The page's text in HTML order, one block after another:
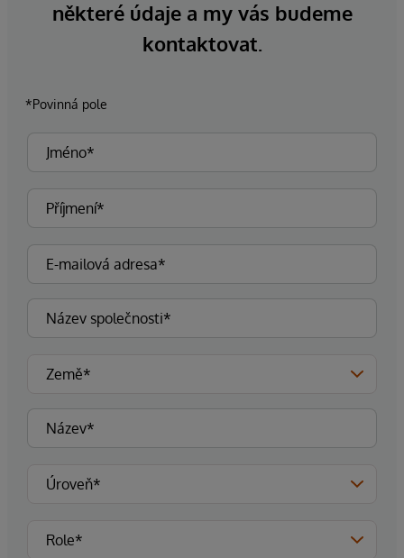
některé údaje a my vás budeme
kontaktovat.
*Povinná pole